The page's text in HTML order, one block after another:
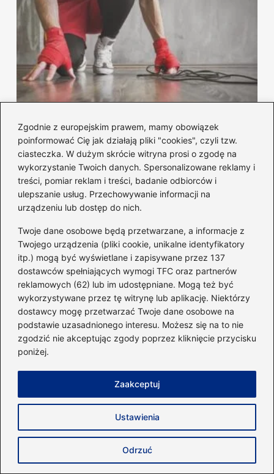
Zgodnie z europejskim prawem, mamy obowiązek
poinformować Cię jak działają pliki "cookies", czyli tzw.
ciasteczka. W dużym skrócie witryna prosi o zgodę na
wykorzystanie Twoich danych. Spersonalizowane reklamy i
treści, pomiar reklam i treści, badanie odbiorców i
ulepszanie usług. Przechowywanie informacji na
urządzeniu lub dostęp do nich.
Twoje dane osobowe będą przetwarzane, a informacje z
Twojego urządzenia (pliki cookie, unikalne identyfikatory
itp.) mogą być wyświetlane i zapisywane przez 137
dostawców spełniających wymogi TFC oraz partnerów
reklamowych (62) lub im udostępniane. Mogą też być
wykorzystywane przez tę witrynę lub aplikację. Niektórzy
dostawcy mogę przetwarzać Twoje dane osobowe na
podstawie uzasadnionego interesu. Możesz się na to nie
zgodzić nie akceptując zgody poprzez kliknięcie przycisku
poniżej.
Ustawienia
Odrzuć
Zaakceptuj
Trening interwałowy czy cardio: co
wybrać dla lepszych efektów?
2026-04-25
Jaką kąpiel po treningu wybrać, aby
zregenerować mięśnie?
2026-04-25
Fitness